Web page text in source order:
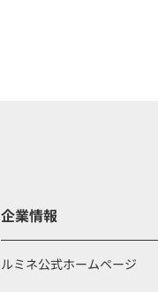
企業情報
ルミネ公式ホームページ